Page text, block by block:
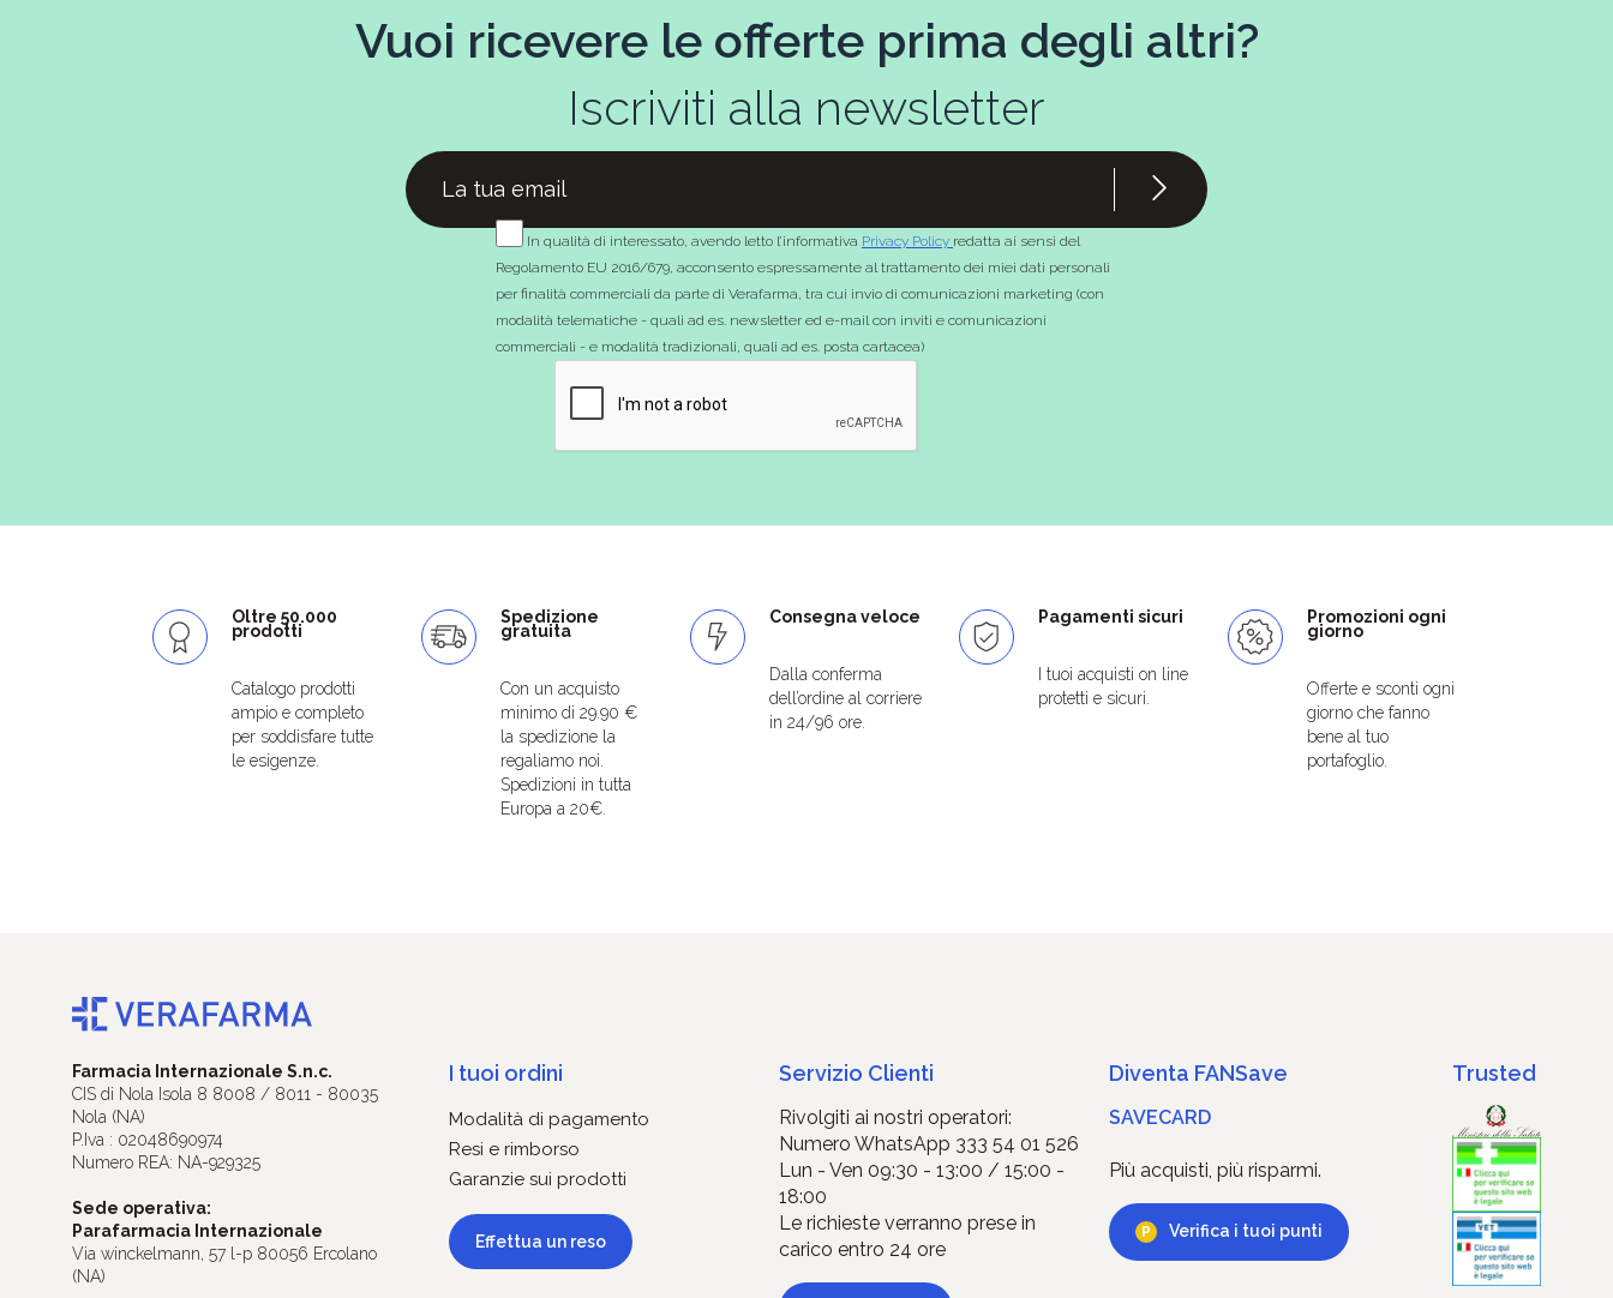
Vuoi ricevere le offerte prima degli altri?
Iscriviti alla newsletter
In qualità di interessato, avendo letto l’informativa Privacy Policy redatta ai sensi del
Regolamento EU 2016/679, acconsento espressamente al trattamento dei miei dati personali
per finalità commerciali da parte di Verafarma, tra cui invio di comunicazioni marketing (con
modalità telematiche - quali ad es. newsletter ed e-mail con inviti e comunicazioni
commerciali - e modalità tradizionali, quali ad es. posta cartacea)
Oltre 50.000
prodotti
Catalogo prodotti
ampio e completo
per soddisfare tutte
le esigenze.
Spedizione
gratuita
Con un acquisto
minimo di 29.90 €
la spedizione la
regaliamo noi.
Spedizioni in tutta
Europa a 20€.
Consegna veloce
Dalla conferma
dell’ordine al corriere
in 24/96 ore.
Pagamenti sicuri
I tuoi acquisti on line
protetti e sicuri.
Promozioni ogni
giorno
Offerte e sconti ogni
giorno che fanno
bene al tuo
portafoglio.
Farmacia Internazionale S.n.c.
CIS di Nola Isola 8 8008 / 8011 - 80035
Nola (NA)
P.Iva : 02048690974
Numero REA: NA-929325
Sede operativa:
Parafarmacia Internazionale
Via winckelmann, 57 l-p 80056 Ercolano
(NA)
I tuoi ordini
Modalità di pagamento
Resi e rimborso
Garanzie sui prodotti
Effettua un reso
Servizio Clienti
Rivolgiti ai nostri operatori:
Numero WhatsApp 333 54 01 526
Lun - Ven 09:30 - 13:00 / 15:00 -
18:00
Le richieste verranno prese in
carico entro 24 ore
Diventa FANSave
SAVECARD
Più acquisti, più risparmi.
Verifica i tuoi punti
Trusted